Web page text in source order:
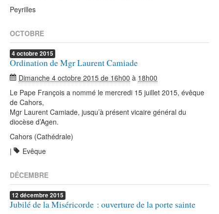
Peyrilles
OCTOBRE
4octobre2015
Ordination de Mgr Laurent Camiade
Dimanche 4 octobre 2015 de 16h00 à 18h00
Le Pape François a nommé le mercredi 15 juillet 2015, évêque
de Cahors,
Mgr Laurent Camiade, jusqu’à présent vicaire général du
diocèse d’Agen.
Cahors (Cathédrale)
|
Evêque
DÉCEMBRE
12 décembre2015
Jubilé de la Miséricorde : ouverture de la porte sainte